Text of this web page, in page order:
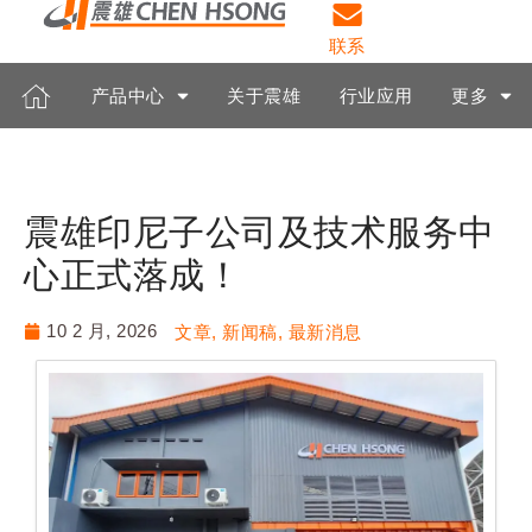
联系
产品中心 关于震雄 行业应用 更多
震雄印尼子公司及技术服务中
心正式落成！
10 2 月, 2026 文章, 新闻稿, 最新消息